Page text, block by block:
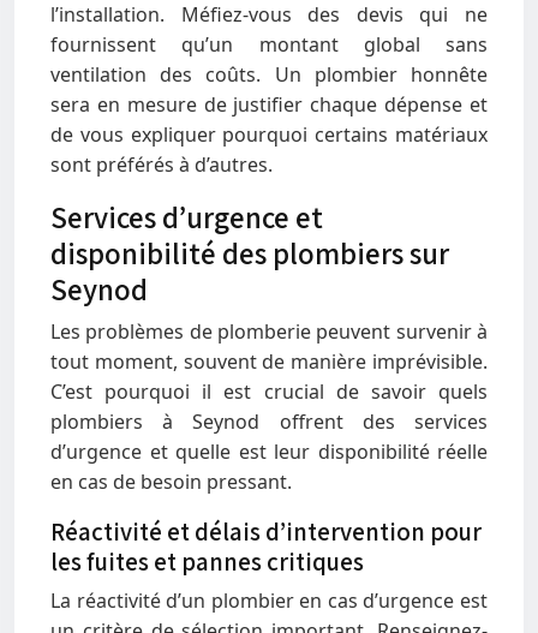
l’installation. Méfiez-vous des devis qui ne
fournissent qu’un montant global sans
ventilation des coûts. Un plombier honnête
sera en mesure de justifier chaque dépense et
de vous expliquer pourquoi certains matériaux
sont préférés à d’autres.
Services d’urgence et
disponibilité des plombiers sur
Seynod
Les problèmes de plomberie peuvent survenir à
tout moment, souvent de manière imprévisible.
C’est pourquoi il est crucial de savoir quels
plombiers à Seynod offrent des services
d’urgence et quelle est leur disponibilité réelle
en cas de besoin pressant.
Réactivité et délais d’intervention pour
les fuites et pannes critiques
La réactivité d’un plombier en cas d’urgence est